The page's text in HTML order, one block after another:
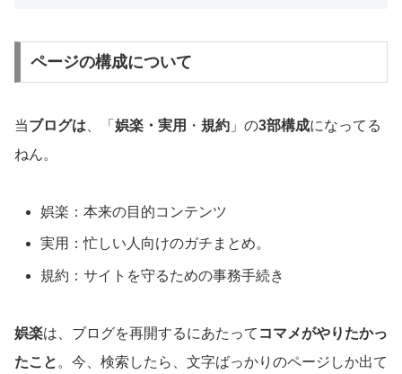
ページの構成について
当ブログは 、「 娯楽・実用 ・ 規約 」の3部構成になってる
ねん。
娯楽：本来の目的コンテンツ
実用：忙しい人向けのガチまとめ。
規約：サイトを守るための事務手続き
娯楽は、ブログを再開するにあたって コマメがやりたかっ
たこと 。今、検索したら、文字ばっかりのページしか出て